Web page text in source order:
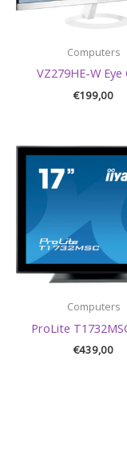
Computers
VZ279HE-W Eye
€199,00
Computers
ProLite
€439,00